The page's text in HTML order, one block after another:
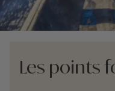
Les points